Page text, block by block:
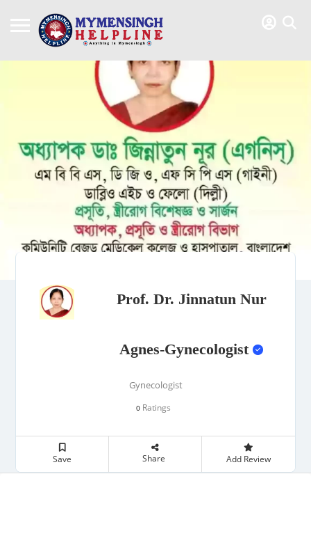
Prof. Dr. Jinnatun Nur
Agnes-Gynecologist
Gynecologist
0 Ratings
Save Share Add Review